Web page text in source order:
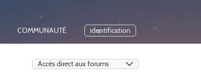
COMMUNAUTÉ identification